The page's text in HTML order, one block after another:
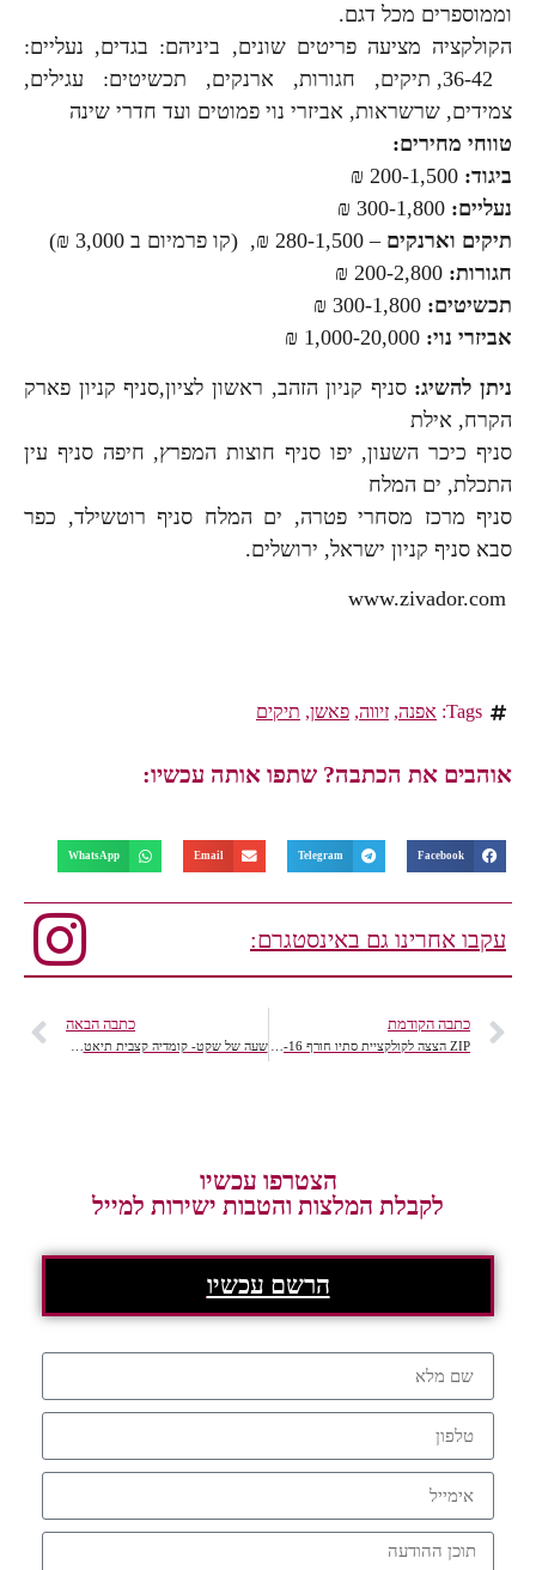
וממוספרים מכל דגם.
הקולקציה מציעה פריטים שונים, ביניהם: בגדים, נעליים:
36-42, תיקים, חגורות, ארנקים, תכשיטים: עגילים,
צמידים, שרשראות, אביזרי נוי פמוטים ועד חדרי שינה
טווחי מחירים:
ביגוד:200-1,500 ₪
נעליים:300-1,800 ₪
תיקים וארנקים– 280-1,500 ₪, (קו פרמיום ב 3,000 ₪)
חגורות:200-2,800 ₪
תכשיטים:300-1,800 ₪
אביזרי נוי:1,000-20,000 ₪
ניתן להשיג:סניף קניון הזהב, ראשון לציון,סניף קניון פארק
הקרח, אילת
סניף כיכר השעון, יפו סניף חוצות המפרץ, חיפה סניף עין
התכלת, ים המלח
סניף מרכז מסחרי פטרה, ים המלח סניף רוטשילד, כפר
סבא סניף קניון ישראל, ירושלים.
Tags: אפנה,זיווה,פאשן,תיקים
אוהבים את הכתבה? שתפו אותה עכשיו:
Facebook
Telegram
Email
WhatsApp
עקבו אחרינו גם באינסטגרם:
כתבה הקודמת
ZIP הצצה לקולקציית סתיו חורף 2015-16
כתבה הבאה
שעה של שקט- קומדיה קצבית תיאטראלית ומשעשעת
הצטרפו עכשיו
לקבלת המלצות והטבות ישירות למייל
הרשם עכשיו